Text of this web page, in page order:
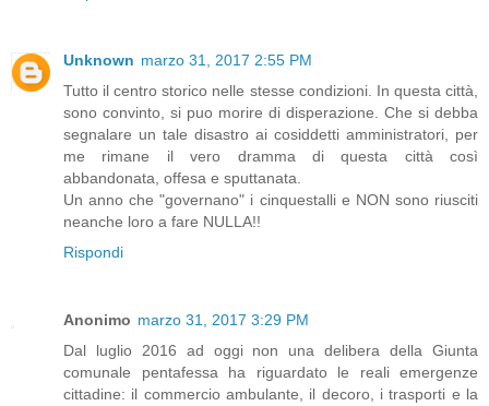
Unknown marzo 31, 2017 2:55 PM
Tutto il centro storico nelle stesse condizioni. In questa città,
sono convinto, si puo morire di disperazione. Che si debba
segnalare un tale disastro ai cosiddetti amministratori, per
me rimane il vero dramma di questa città così
abbandonata, offesa e sputtanata.
Un anno che "governano" i cinquestalli e NON sono riusciti
neanche loro a fare NULLA!!
Rispondi
Anonimo marzo 31, 2017 3:29 PM
Dal luglio 2016 ad oggi non una delibera della Giunta
comunale pentafessa ha riguardato le reali emergenze
cittadine: il commercio ambulante, il decoro, i trasporti e la